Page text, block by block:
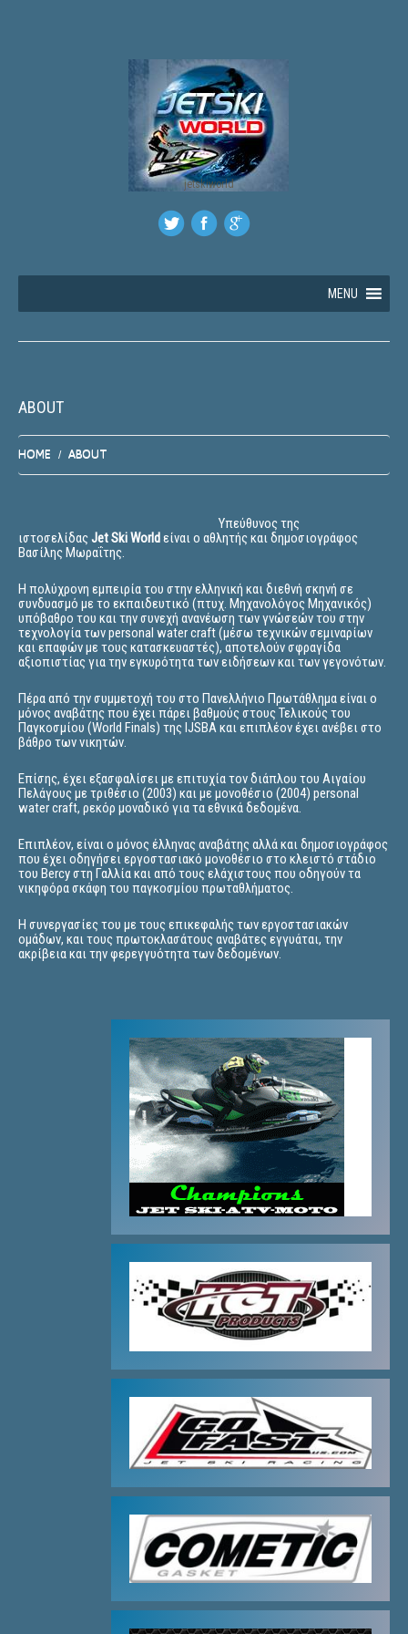
jetskiworld
MENU
ABOUT
HOME ABOUT
Υπεύθυνος της
ιστοσελίδαςJet Ski Worldείναι ο αθλητής και δημοσιογράφος
Βασίλης Μωραΐτης.
Η πολύχρονη εμπειρία του στην ελληνική και διεθνή σκηνή σε
συνδυασμό με το εκπαιδευτικό (πτυχ. Μηχανολόγος Μηχανικός)
υπόβαθρο του και την συνεχή ανανέωση των γνώσεών του στην
τεχνολογία των personal water craft (μέσω τεχνικών σεμιναρίων
και επαφών με τους κατασκευαστές), αποτελούν σφραγίδα
αξιοπιστίας για την εγκυρότητα των ειδήσεων και των γεγονότων.
Πέρα από την συμμετοχή του στο Πανελλήνιο Πρωτάθλημα είναι ο
μόνος αναβάτης που έχει πάρει βαθμούς στους Τελικούς του
Παγκοσμίου (World Finals) της IJSBA και επιπλέον έχει ανέβει στο
βάθρο των νικητών.
Επίσης, έχει εξασφαλίσει με επιτυχία τον διάπλου του Αιγαίου
Πελάγους με τριθέσιο (2003) και με μονοθέσιο (2004) personal
water craft, ρεκόρ μοναδικό για τα εθνικά δεδομένα.
Επιπλέον, είναι ο μόνος έλληνας αναβάτης αλλά και δημοσιογράφος
που έχει οδηγήσει εργοστασιακό μονοθέσιο στο κλειστό στάδιο
του Bercy στη Γαλλία και από τους ελάχιστους που οδηγούν τα
νικηφόρα σκάφη του παγκοσμίου πρωταθλήματος.
Η συνεργασίες του με τους επικεφαλής των εργοστασιακών
ομάδων, και τους πρωτοκλασάτους αναβάτες εγγυάται, την
ακρίβεια και την φερεγγυότητα των δεδομένων.